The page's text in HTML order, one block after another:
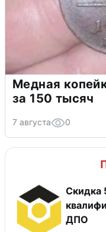
Медная
за 150 тысяч
7 августа 0
Скидка
ДПО